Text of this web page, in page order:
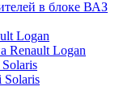
в блоке ВАЗ
Logan
Renault Logan
Solaris